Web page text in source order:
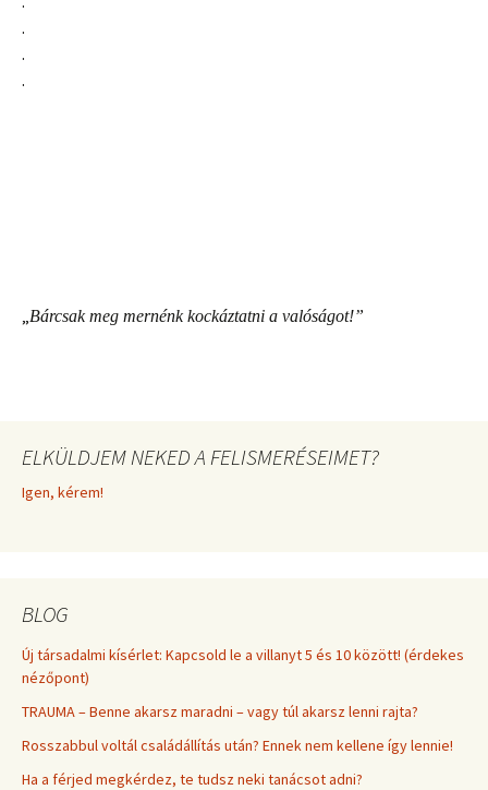
.
.
.
Bárcsakmeg mernénk kockáztatni a valóságot!”
ELKÜLDJEM NEKED A FELISMERÉSEIMET?
Igen, kérem!
BLOG
Új társadalmi kísérlet: Kapcsold le a villanyt 5 és 10 között! (érdekes
nézőpont)
TRAUMA – Benne akarsz maradni – vagy túl akarsz lenni rajta?
Rosszabbul voltál családállítás után? Ennek nem kellene így lennie!
Ha a férjed megkérdez, te tudsz neki tanácsot adni?